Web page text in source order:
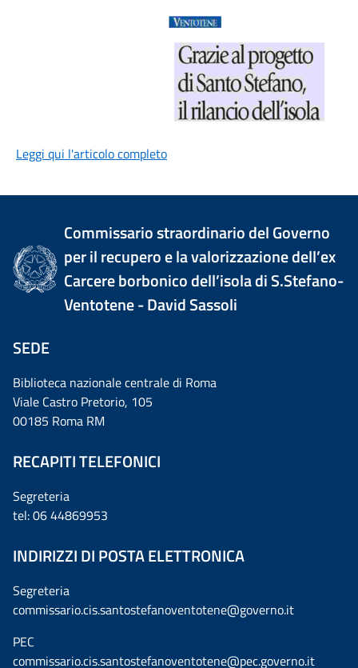
Leggi qui l'articolo completo
Commissario straordinario del Governo
per il recupero e la valorizzazione dell’ex
Carcere borbonico dell’isola di S.Stefano-
Ventotene - David Sassoli
SEDE
Biblioteca nazionale centrale di Roma
Viale Castro Pretorio, 105
00185 Roma RM
RECAPITI TELEFONICI
Segreteria
tel: 06 44869953
INDIRIZZI DI POSTA ELETTRONICA
Segreteria
commissario.cis.santostefanoventotene@governo.it
PEC
commissario.cis.santostefanoventotene@pec.governo.it